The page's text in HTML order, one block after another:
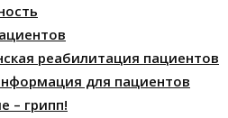
реабилитация пациентов
для пациентов
– грипп!